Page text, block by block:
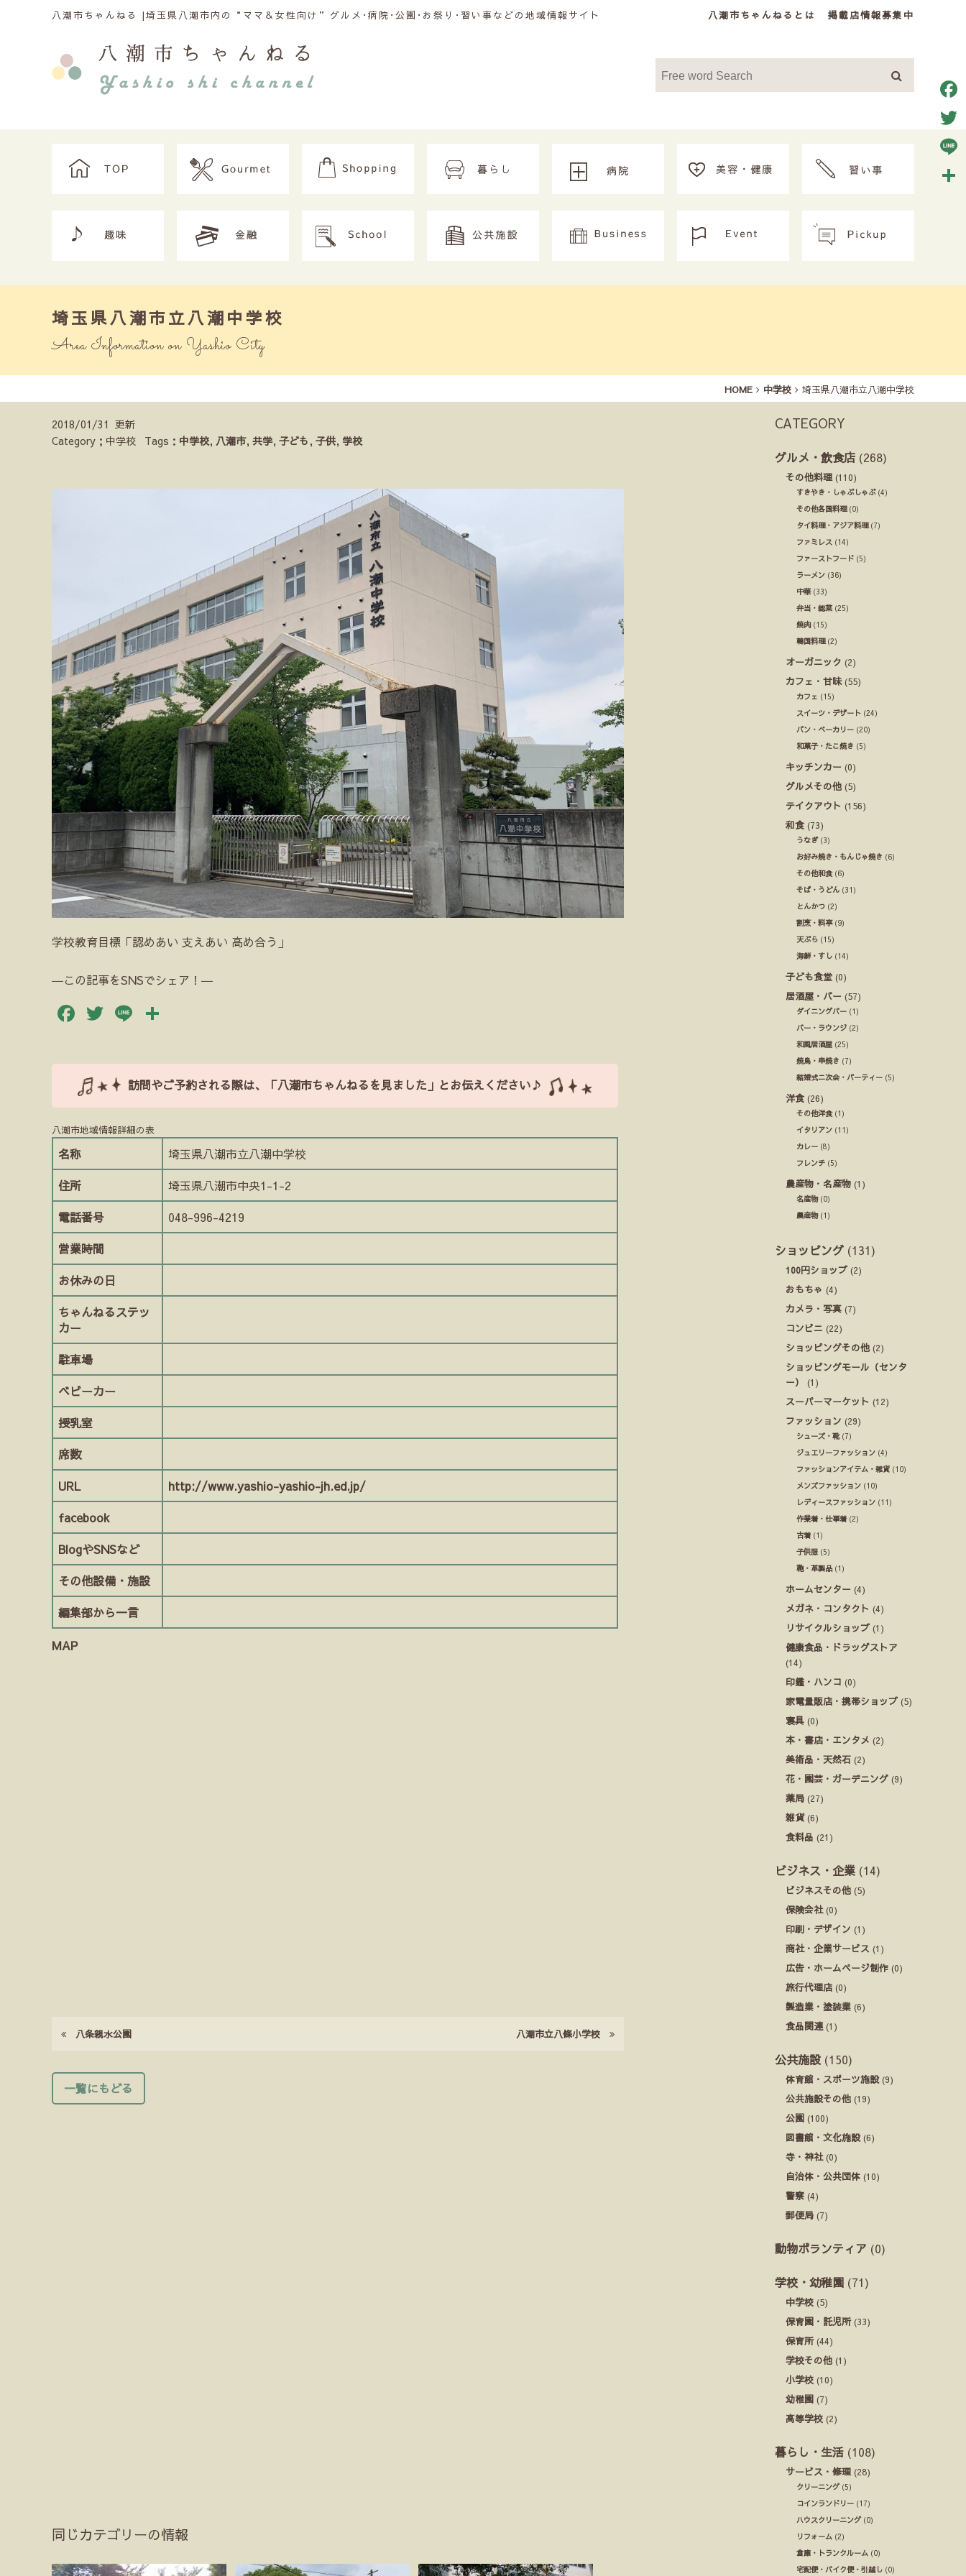
八潮市ちゃんねるとは 掲載店情報募集中
八潮市ちゃんねる |埼玉県八潮市内の“ママ＆女性向け”グルメ･病院･公園･お祭り･習い事などの地域情報サイト
埼玉県八潮市立八潮中学校
Area Information on Yashio City
HOME 中学校 埼玉県八潮市立八潮中学校
2018/01/31 更新
Category；中学校 Tags： 中学校, 八潮市, 共学, 子ども , 子供, 学校
学校教育目標「認めあい 支えあい 高め合う」
―この記事をSNSでシェア！―
Facebook
Twitter
Line
訪問やご予約される際は、「八潮市ちゃんねるを見ました」とお伝えください♪
八潮市地域情報詳細の表
名称
埼玉県八潮市立八潮中学校
住所
埼玉県八潮市中央1-1-2
電話番号
048-996-4219
営業時間
お休みの日
ちゃんねるステッ
カー
駐車場
ベビーカー
授乳室
席数
URL
http://www.yashio-yashio-jh.ed.jp/
facebook
BlogやSNSなど
その他設備・施設
編集部から一言
MAP
八条親水公園 八潮市立八條小学校
一覧にもどる
同じカテゴリーの情報
CATEGORY
グルメ・飲食店 (268)
その他料理 (110)
すきやき・しゃぶしゃぶ(4)
その他各国料理(0)
タイ料理・アジア料理(7)
ファミレス (14)
ファーストフード (5)
ラーメン (36)
中華(33)
弁当・総菜 (25)
焼肉 (15)
韓国料理(2)
オーガニック (2)
カフェ・甘味(55)
カフェ (15)
スイーツ・デザート (24)
パン・ベーカリー (20)
和菓子・たこ焼き (5)
キッチンカー (0)
グルメその他 (5)
テイクアウト (156)
和食 (73)
うなぎ(3)
お好み焼き・もんじゃ焼き (6)
その他和食(6)
そば・うどん (31)
とんかつ (2)
割烹・料亭(9)
天ぷら (15)
海鮮・すし (14)
子ども食堂 (0)
居酒屋・バー (57)
ダイニングバー (1)
バー・ラウンジ (2)
和風居酒屋 (25)
焼鳥・串焼き (7)
結婚式ニ次会・パーティー (5)
洋食 (26)
その他洋食(1)
イタリアン (11)
カレー (8)
フレンチ (5)
農産物・名産物 (1)
名産物(0)
農産物(1)
ショッピング (131)
100円ショップ (2)
おもちゃ (4)
カメラ・写真 (7)
コンビニ (22)
ショッピングその他 (2)
ショッピングモール（センタ
ー）
(1)
スーパーマーケット (12)
ファッション (29)
シューズ・靴(7)
ジュエリーファッション (4)
ファッションアイテム・雑貨 (10)
メンズファッション (10)
レディースファッション (11)
作業着・仕事着 (2)
古着 (1)
子供服 (5)
鞄・革製品 (1)
ホームセンター (4)
メガネ・コンタクト (4)
リサイクルショップ (1)
健康食品・ドラッグストア
(14)
印鑑・ハンコ (0)
家電量販店・携帯ショップ (5)
寝具 (0)
本・書店・エンタメ (2)
美術品・天然石 (2)
花・園芸・ガーデニング (9)
薬局 (27)
雑貨(6)
食料品 (21)
ビジネス・企業 (14)
ビジネスその他 (5)
保険会社(0)
印刷・デザイン (1)
商社・企業サービス (1)
広告・ホームページ制作 (0)
旅行代理店 (0)
製造業・塗装業 (6)
食品関連 (1)
公共施設 (150)
体育館・スポーツ施設(9)
公共施設その他 (19)
公園 (100)
図書館・文化施設(6)
寺・神社(0)
自治体・公共団体 (10)
警察 (4)
郵便局 (7)
動物ボランティア (0)
学校・幼稚園 (71)
中学校 (5)
保育園・託児所(33)
保育所(44)
学校その他 (1)
小学校 (10)
幼稚園 (7)
高等学校 (2)
暮らし・生活 (108)
サービス・修理 (28)
クリーニング(5)
コインランドリー (17)
ハウスクリーニング(0)
リフォーム (2)
倉庫・トランクルーム (0)
宅配便・バイク便・引越し (0)
Line